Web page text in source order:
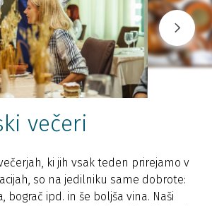
večeri
ki jih vsak teden prirejamo v
so na jedilniku same dobrote:
bograč ipd. in še boljša vina. Naši